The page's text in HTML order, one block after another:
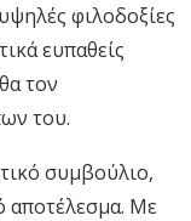
φιλοδοξίες
ευπαθείς
τον
του.
συμβούλιο,
αποτέλεσμα. Με